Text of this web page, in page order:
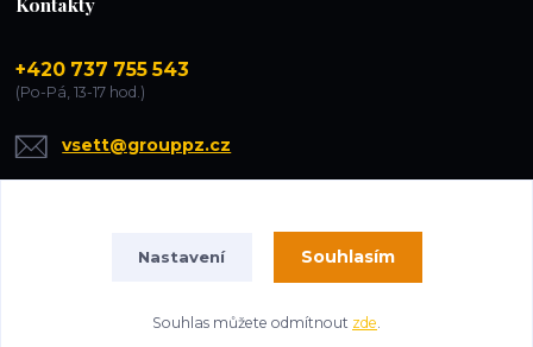
+420 737 755 543
(Po-Pá, 13-17 hod.)
vsett@grouppz.cz
Vytvořeno na Eshop-rychle.cz
Nastavení Souhlasím
Souhlas můžete odmítnout zde